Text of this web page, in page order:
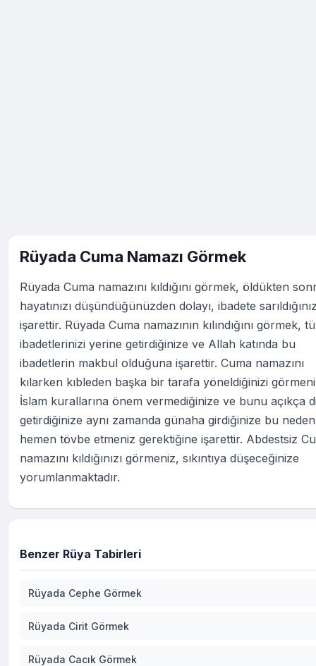
Rüyada Cuma Namazı Görmek
Rüyada Cuma namazını kıldığını görmek, öldükten
hayatınızı düşündüğünüzden dolayı, ibadete
işarettir. Rüyada Cuma namazının kılındığını görmek,
ibadetlerinizi yerine getirdiğinize ve Allah katında bu
ibadetlerin makbul olduğuna işarettir. Cuma namazını
kılarken kıbleden başka bir tarafa yöneldiğinizi
İslam kurallarına önem vermediğinize ve bunu açıkça
getirdiğinize aynı zamanda günaha girdiğinize bu
hemen tövbe etmeniz gerektiğine işarettir. Abdestsiz
namazını kıldığınızı görmeniz, sıkıntıya düşeceğinize
yorumlanmaktadır.
Benzer Rüya Tabirleri
Rüyada Cephe Görmek
Rüyada Cirit Görmek
Rüyada Cacık Görmek